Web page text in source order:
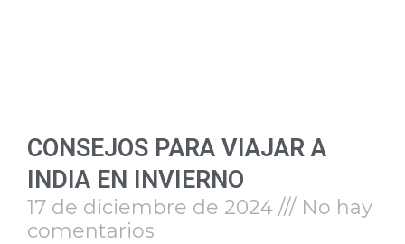
CONSEJOS PARA VIAJAR A
INDIA EN INVIERNO
17 de diciembre de 2024
No hay
comentarios